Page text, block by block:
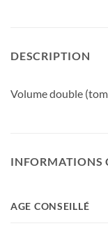
DESCRIPTION
Volume double
INFORMATIONS
AGE CONSEILLÉ